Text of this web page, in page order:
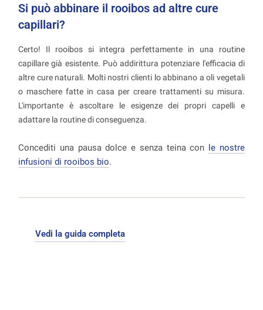
Si può abbinare il rooibos ad altre cure
capillari?
Certo! Il rooibos si integra perfettamente in una routine
capillare già esistente. Può addirittura potenziare l'efficacia di
altre cure naturali. Molti nostri clienti lo abbinano a oli vegetali
o maschere fatte in casa per creare trattamenti su misura.
L'importante è ascoltare le esigenze dei propri capelli e
adattare la routine di conseguenza.
Concediti una pausa dolce e senza teina con le nostre
infusioni di rooibos bio.
Vedi la guida completa